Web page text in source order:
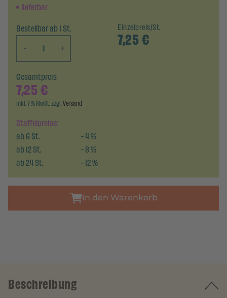
lieferbar
Bestellbar ab 1 St.
-
+
Einzelpreis/St.
7,25€
Staffelpreise:
ab6St. -4%
ab12St. -8%
ab24St. -12%
Gesamtpreis
7,25€
inkl. 7 % MwSt. zzgl.Versand
In den Warenkorb
Beschreibung